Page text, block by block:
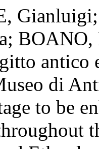
BOANO,
antico
di
to be